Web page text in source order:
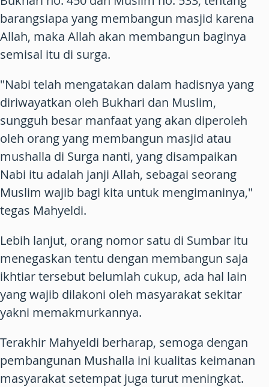
barangsiapa yang membangun masjid karena
Allah, maka Allah akan membangun baginya
semisal itu di surga.
"Nabi telah mengatakan dalam hadisnya yang
diriwayatkan oleh Bukhari dan Muslim,
sungguh besar manfaat yang akan diperoleh
oleh orang yang membangun masjid atau
mushalla di Surga nanti, yang disampaikan
Nabi itu adalah janji Allah, sebagai seorang
Muslim wajib bagi kita untuk mengimaninya,"
tegas Mahyeldi.
Lebih lanjut, orang nomor satu di Sumbar itu
menegaskan tentu dengan membangun saja
ikhtiar tersebut belumlah cukup, ada hal lain
yang wajib dilakoni oleh masyarakat sekitar
yakni memakmurkannya.
Terakhir Mahyeldi berharap, semoga dengan
pembangunan Mushalla ini kualitas keimanan
masyarakat setempat juga turut meningkat.